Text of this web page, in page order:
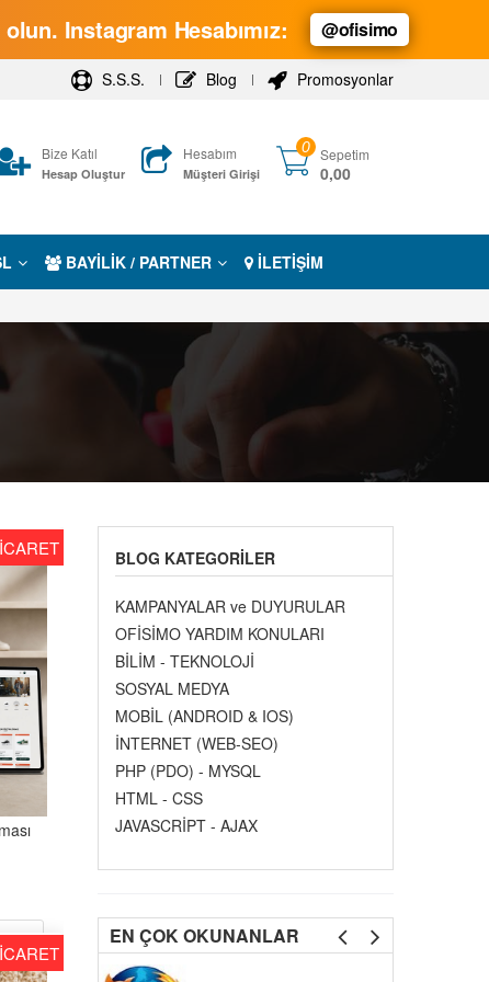
Instagram Hesabımız: @ofisimo
S.S.S. Blog Promosyonlar
Bize Katıl
Hesap Oluştur
Hesabım
Müşteri Girişi
0 Sepetim
0,00
BAYİLİK / PARTNER İLETİŞİM
BLOG KATEGORILER
KAMPANYALAR ve DUYURULAR
OFİSİMO YARDIM KONULARI
BİLİM - TEKNOLOJİ
SOSYAL MEDYA
MOBİL (ANDROID & IOS)
İNTERNET (WEB-SEO)
PHP (PDO) - MYSQL
HTML - CSS
JAVASCRİPT - AJAX
EN ÇOK OKUNANLAR